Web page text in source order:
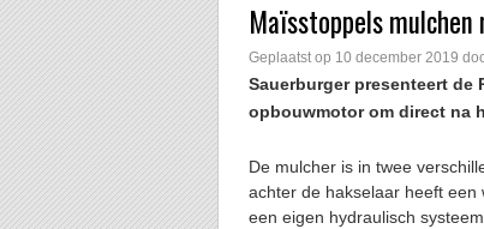
Maïsstoppels
Geplaatst op 10 december 2019
Sauerburger presenteert de
opbouwmotor om direct na
De mulcher is in twee
achter de hakselaar heeft een
een eigen hydraulisch